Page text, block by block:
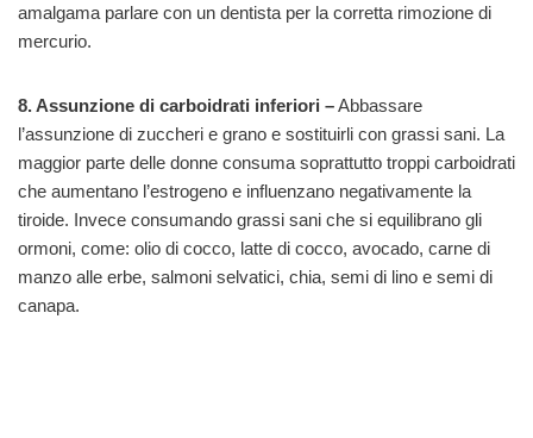
amalgama parlare con un dentista per la corretta rimozione di
mercurio.
8. Assunzione di carboidrati inferiori –Abbassare
l’assunzione di zuccheri e grano e sostituirli con grassi sani. La
maggior parte delle donne consuma soprattutto troppi carboidrati
che aumentano l’estrogeno e influenzano negativamente la
tiroide. Invece consumando grassi sani che si equilibrano gli
ormoni, come: olio di cocco, latte di cocco, avocado, carne di
manzo alle erbe, salmoni selvatici, chia, semi di lino e semi di
canapa.